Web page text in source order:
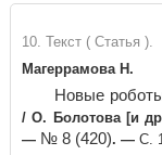
10. Текст ( Статья ).
Магеррамова Н.
Новые
/ О. Болотова [и
— № 8 (420). —С.